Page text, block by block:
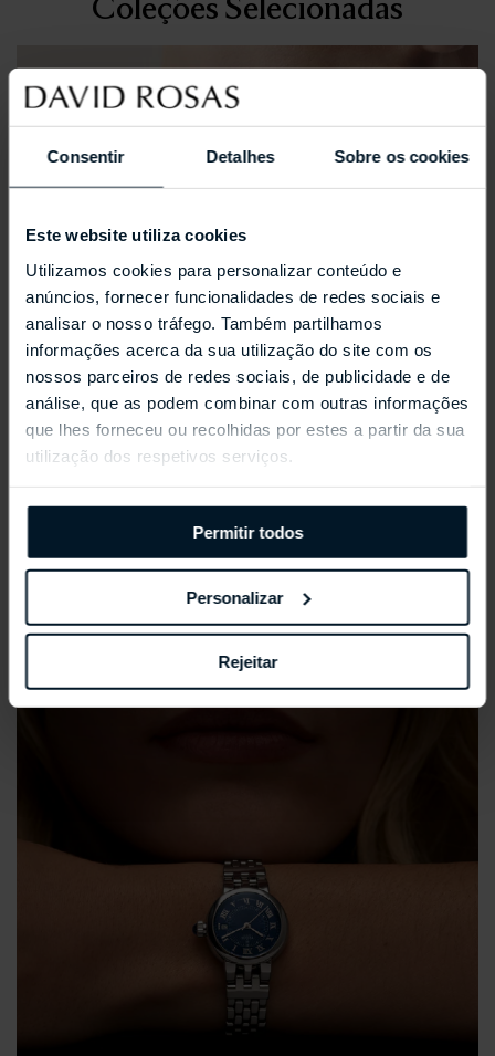
Consentir Detalhes Sobre os cookies
Este website utiliza cookies
Utilizamos cookies para personalizar conteúdo e
anúncios, fornecer funcionalidades de redes sociais e
analisar o nosso tráfego. Também partilhamos
informações acerca da sua utilização do site com os
nossos parceiros de redes sociais, de publicidade e de
análise, que as podem combinar com outras informações
que lhes forneceu ou recolhidas por estes a partir da sua
utilização dos respetivos serviços.
Permitir todos
Personalizar
Rejeitar